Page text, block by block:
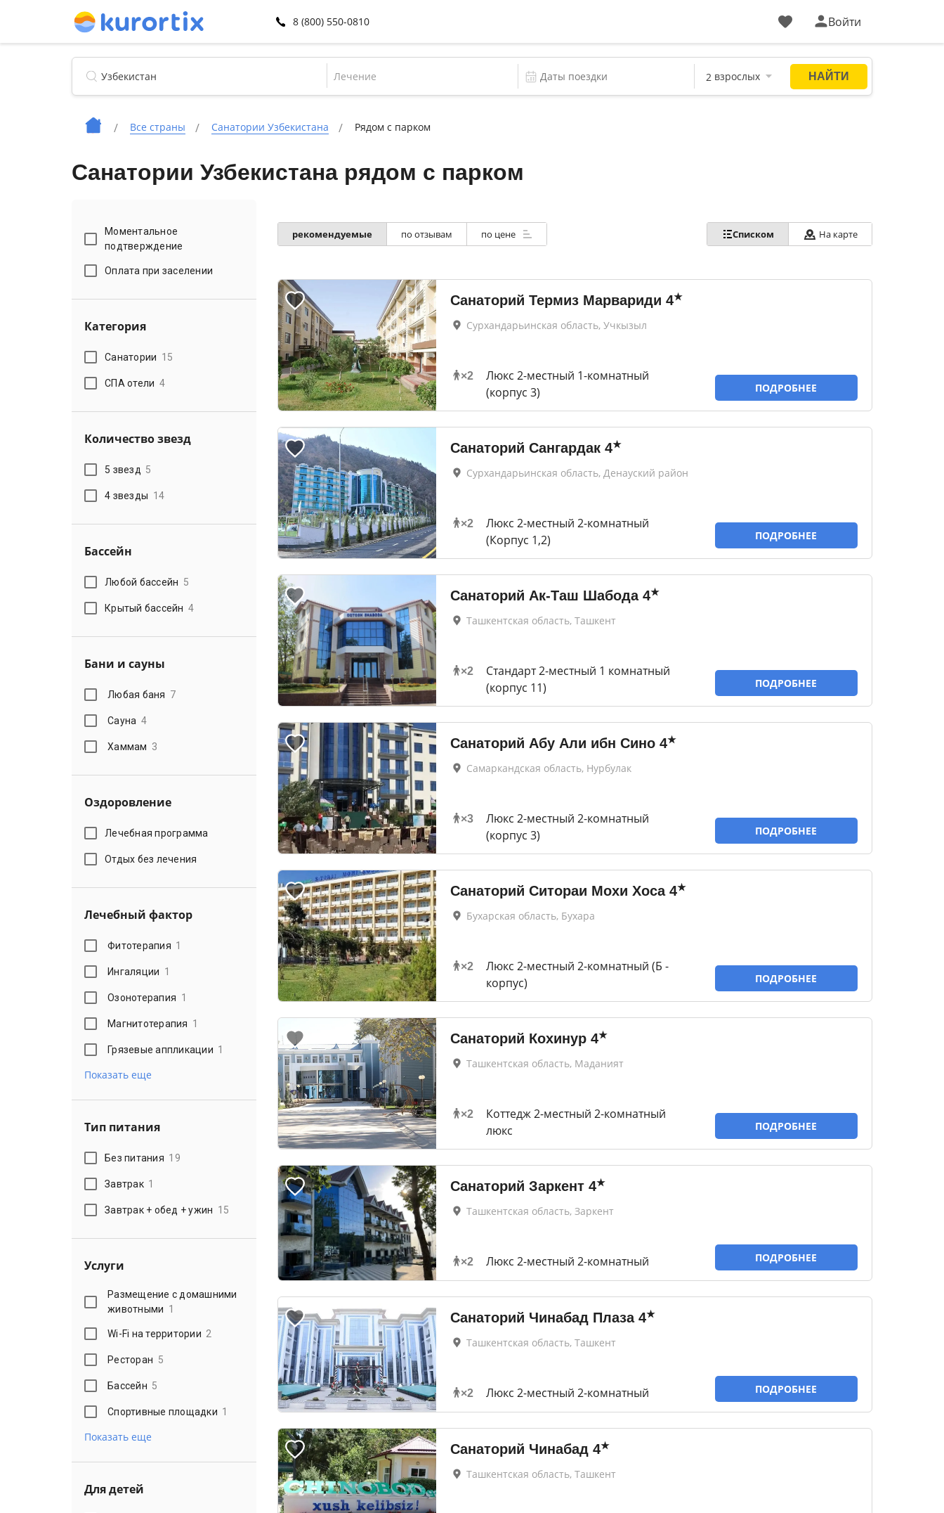
8 (800) 550-0810 Войти
Лечение
Все страны Санатории Узбекистана Рядом с парком
Санатории Узбекистана рядом с парком
Моментальное
подтверждение
Оплата при заселении
Категория
Санатории 15
СПА отели 4
Количество звезд
5 звезд 5
4 звезды 14
Бассейн
Любой бассейн 5
Крытый бассейн 4
Бани и сауны
Любая баня 7
Сауна 4
Хаммам 3
Оздоровление
Лечебная программа
Отдых без лечения
Лечебный фактор
Фитотерапия 1
Ингаляции 1
Озонотерапия 1
Магнитотерапия 1
Грязевые аппликации 1
Показать еще
Тип питания
Без питания 19
Завтрак 1
Завтрак + обед + ужин 15
Услуги
Размещение с домашними
животными 1
Wi-Fi на территории 2
Ресторан 5
Бассейн 5
Спортивные площадки 1
Показать еще
Для детей
рекомендуемые по отзывам по цене Списком На карте
Санаторий Термиз Марвариди 4★
Сурхандарьинская область, Учкызыл
×2
Люкс 2-местный 1-комнатный
(корпус 3)
ПОДРОБНЕЕ
Санаторий Сангардак 4★
Сурхандарьинская область, Денауский район
×2
Люкс 2-местный 2-комнатный
(Корпус 1,2)
ПОДРОБНЕЕ
Санаторий Ак-Таш Шабода 4★
Ташкентская область, Ташкент
×2
Стандарт 2-местный 1 комнатный
(корпус 11)
ПОДРОБНЕЕ
Санаторий Абу Али ибн Сино 4★
Самаркандская область, Нурбулак
×3
Люкс 2-местный 2-комнатный
(корпус 3)
ПОДРОБНЕЕ
Санаторий Ситораи Мохи Хоса 4★
Бухарская область, Бухара
×2
Люкс 2-местный 2-комнатный (Б -
корпус)
ПОДРОБНЕЕ
Санаторий Кохинур 4★
Ташкентская область, Маданият
×2
Коттедж 2-местный 2-комнатный
люкс
ПОДРОБНЕЕ
Санаторий Заркент 4★
Ташкентская область, Заркент
×2 Люкс 2-местный 2-комнатный ПОДРОБНЕЕ
Санаторий Чинабад Плаза 4★
Ташкентская область, Ташкент
×2 Люкс 2-местный 2-комнатный ПОДРОБНЕЕ
Санаторий Чинабад 4★
Ташкентская область, Ташкент